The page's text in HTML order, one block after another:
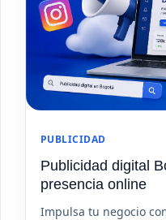
PUBLICIDAD
Publicidad digital
presencia online
Impulsa tu negocio